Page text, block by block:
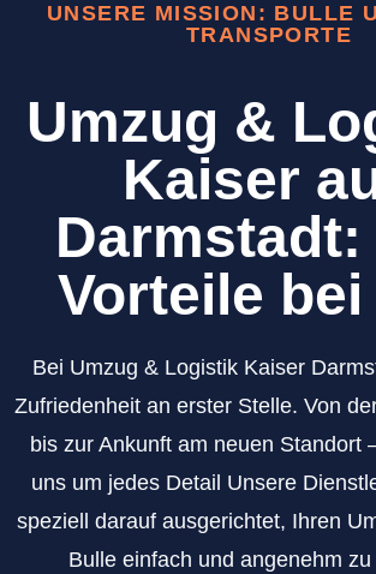
UNSERE MISSION: BULLE
TRANSPORTE
Umzug &
Kaiser
Darmstadt:
Vorteile
Bei Umzug & Logistik Kaiser
Zufriedenheit an erster Stelle. Von
bis zur Ankunft am neuen Standort
uns um jedes Detail Unsere
speziell darauf ausgerichtet, Ihren
Bulle einfach und angenehm